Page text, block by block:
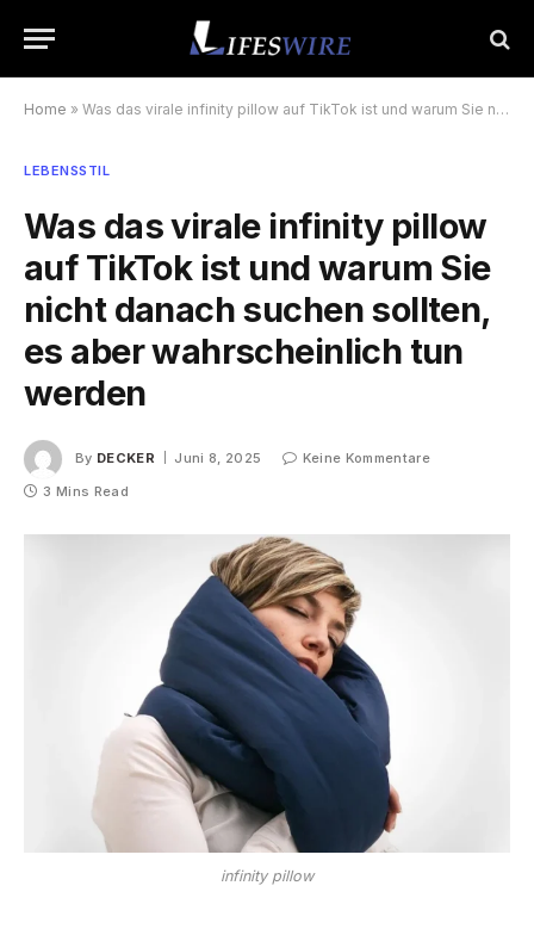
Home » Was das virale infinity pillow auf TikTok ist und warum Sie nicht danach suchen sollten, es aber wahrscheinlich tun werden
LEBENSSTIL
Was das virale infinity pillow
auf TikTok ist und warum Sie
nicht danach suchen sollten,
es aber wahrscheinlich tun
werden
By DECKER Juni 8, 2025
Keine Kommentare
3 Mins Read
infinity pillow